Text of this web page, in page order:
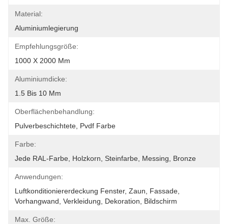
Material:
Aluminiumlegierung
Empfehlungsgröße:
1000 X 2000 Mm
Aluminiumdicke:
1.5 Bis 10 Mm
Oberflächenbehandlung:
Pulverbeschichtete, Pvdf Farbe
Farbe:
Jede RAL-Farbe, Holzkorn, Steinfarbe, Messing, Bronze
Anwendungen:
Luftkonditioniererdeckung Fenster, Zaun, Fassade,
Vorhangwand, Verkleidung, Dekoration, Bildschirm
Max. Größe: